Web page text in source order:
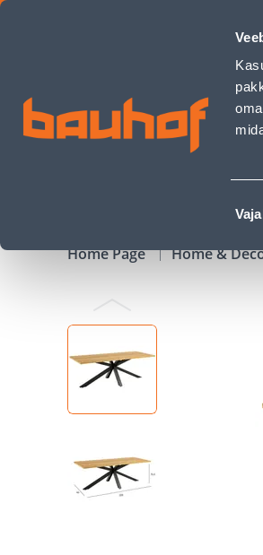
valik
SÖÖGILAUD HEAVEN
Business Service
Home Page Home &